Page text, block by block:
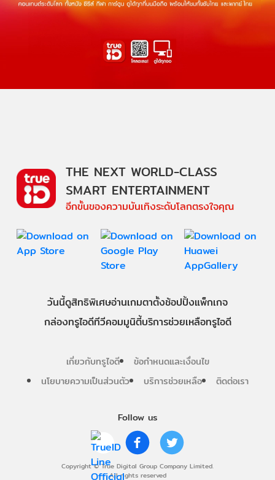
Follow us
Copyright © True Digital Group Company Limited.
All rights reserved
THE NEXT WORLD-CLASS
SMART ENTERTAINMENT
อีกขั้นของความบันเทิงระดับโลกตรงใจคุณ
วันนี้ดูสิทธิพิเศษอ่านเกมตาตั้งช้อปปิ้งแพ็กเกจ
กล่องทรูไอดีทีวีคอมมูนิตี้บริการช่วยเหลือทรูไอดี
เกี่ยวกับทรูไอดี
ข้อกำหนดและเงื่อนไข
นโยบายความเป็นส่วนตัว
บริการช่วยเหลือ ติดต่อเรา